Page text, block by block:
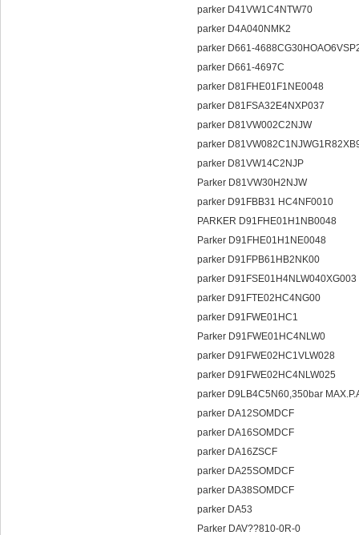
parker D41VW1C4NTW70
parker D4A040NMK2
parker D661-
parker D661-4697C
parker D81FHE01F1NE0048
parker D81FSA32E4NXP037
parker D81VW002C2NJW
parker
parker D81VW14C2NJP
Parker D81VW30H2NJW
parker D91FBB31 HC4NF0010
PARKER D91FHE01H1NB0048
Parker D91FHE01H1NE0048
parker D91FPB61HB2NK00
parker D91FSE01H4NLW040XG003
parker D91FTE02HC4NG00
parker D91FWE01HC1
Parker D91FWE01HC4NLW0
parker D91FWE02HC1VLW028
parker D91FWE02HC4NLW025
parker D9LB4C5N60,350bar
parker DA12SOMDCF
parker DA16SOMDCF
parker DA16ZSCF
parker DA25SOMDCF
parker DA38SOMDCF
parker DA53
Parker DAV??810-0R-0